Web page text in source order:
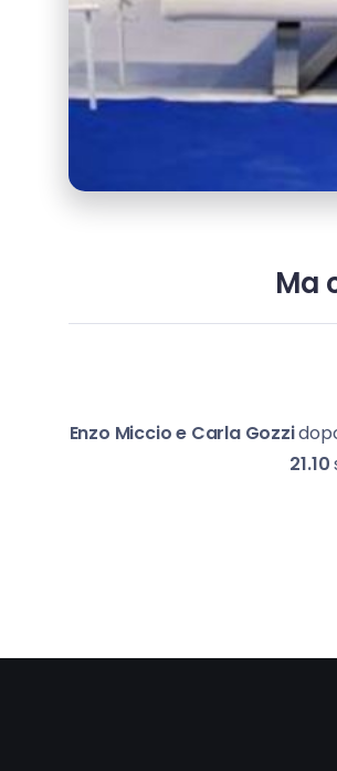
Ma
Enzo Miccio e Carla Gozzi
21.10